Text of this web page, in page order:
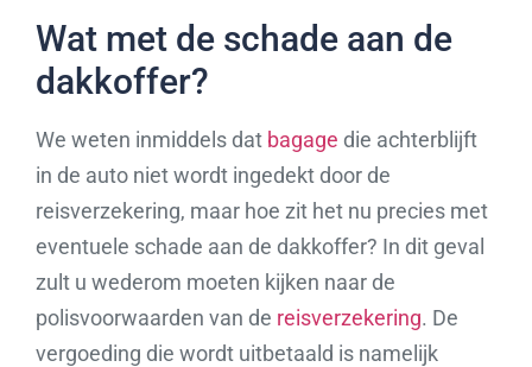
Wat met de schade aan de
dakkoffer?
We weten inmiddels dat bagage die achterblijft
in de auto niet wordt ingedekt door de
reisverzekering, maar hoe zit het nu precies met
eventuele schade aan de dakkoffer? In dit geval
zult u wederom moeten kijken naar de
polisvoorwaarden van de reisverzekering. De
vergoeding die wordt uitbetaald is namelijk